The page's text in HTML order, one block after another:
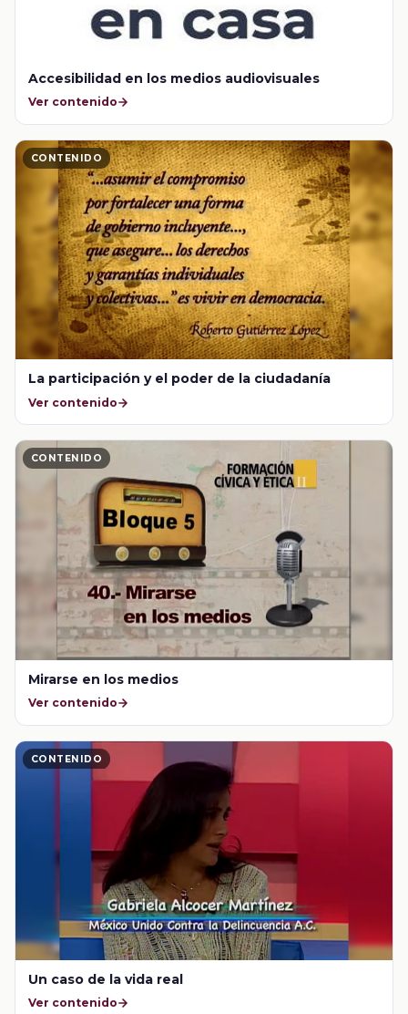
Accesibilidad en los medios audiovisuales
Ver contenido
CONTENIDO
La participación y el poder de la ciudadanía
Ver contenido
CONTENIDO
Mirarse en los medios
Ver contenido
CONTENIDO
Un caso de la vida real
Ver contenido